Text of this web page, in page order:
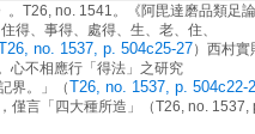
。T26, no. 1541。《阿毘達磨品類足論
得、事得、處得、生、老、住、
no. 1537, p. 504c25-27）西村實
心不相應行「得法」之研究
界。」（T26, no. 1537, p. 504c22-
僅言「四大種所造」（T26, no.